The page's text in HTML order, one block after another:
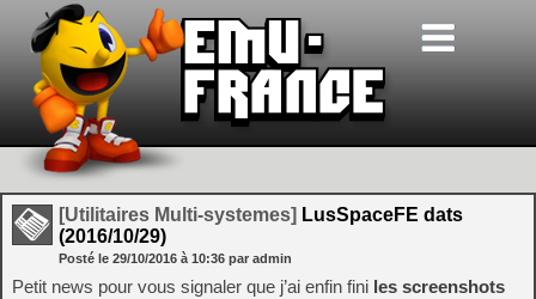
[Utilitaires Multi-systemes] LusSpaceFE dats
(2016/10/29)
Posté le 29/10/2016 à 10:36 par admin
Petit news pour vous signaler que j’ai enfin fini les screenshots